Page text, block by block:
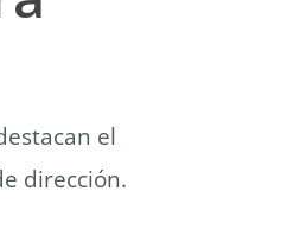
el
dirección.